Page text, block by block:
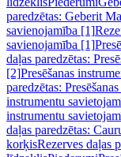
paredzētas: Geberit
savienojamība [1]
savienojamība [1]
daļas paredzētas:
[2]Presēšanas
paredzētas:
instrumentu
instrumentu
daļas paredzētas:
korķisRezerves daļas